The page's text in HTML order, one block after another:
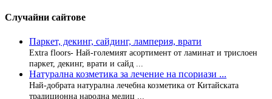
Случайни сайтове
Паркет, декинг, сайдинг, ламперия, врати
Extra floors- Най-големият асортимент от ламинат и трислоен
паркет, декинг, врати и сайд ...
Натурална козметика за лечение на псориази ...
Най-добрата натурална лечебна козметика от Китайската
традиционна народна медиц ...